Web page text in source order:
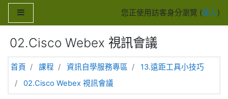
跳至主內容
您正使用訪客身分瀏覽 (登入)
02.Cisco Webex 視訊會議
首頁 課程 資訊自學服務專區
13.遠距工具小技巧
02.Cisco Webex 視訊會議